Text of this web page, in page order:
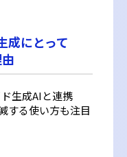
にとって
生成AIと連携
する使い方も注目